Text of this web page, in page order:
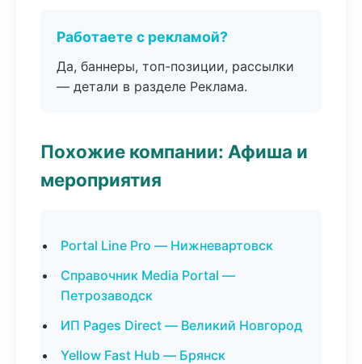
Работаете с рекламой?
Да, баннеры, топ-позиции, рассылки
— детали в разделе Реклама.
Похожие компании: Афиша и
мероприятия
Portal Line Pro — Нижневартовск
Справочник Media Portal —
Петрозаводск
ИП Pages Direct — Великий Новгород
Yellow Fast Hub — Брянск